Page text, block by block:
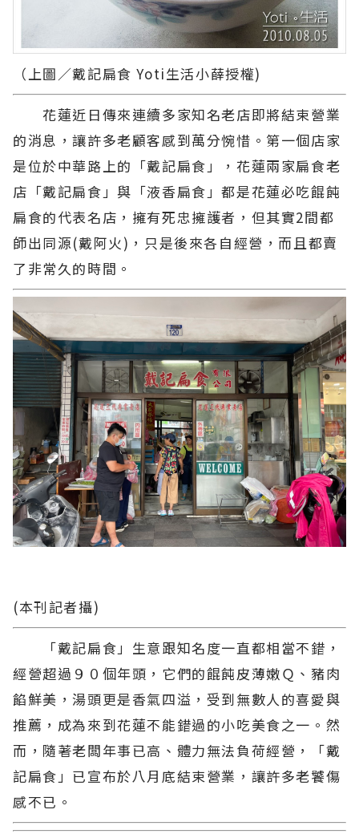
（上圖／戴記扁食 Yoti生活小薛授權)
花蓮近日傳來連續多家知名老店即將結束營業
的消息，讓許多老顧客感到萬分惋惜。第一個店家
是位於中華路上的「戴記扁食」，花蓮兩家扁食老
店「戴記扁食」與「液香扁食」都是花蓮必吃餛飩
扁食的代表名店，擁有死忠擁護者，但其實2間都
師出同源(戴阿火)，只是後來各自經營，而且都賣
了非常久的時間。
(本刊記者攝)
「戴記扁食」生意跟知名度一直都相當不錯，
經營超過９０個年頭，它們的餛飩皮薄嫩Ｑ、豬肉
餡鮮美，湯頭更是香氣四溢，受到無數人的喜愛與
推薦，成為來到花蓮不能錯過的小吃美食之一。然
而，隨著老闆年事已高、體力無法負荷經營，「戴
記扁食」已宣布於八月底結束營業，讓許多老饕傷
感不已。